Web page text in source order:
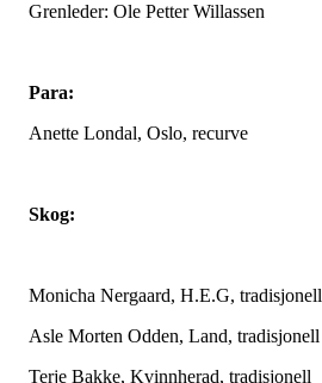
Grenleder: Ole Petter Willassen
Para:
Anette Londal, Oslo, recurve
Skog:
Monicha Nergaard, H.E.G, tradisjonell
Asle Morten Odden, Land, tradisjonell
Terje Bakke, Kvinnherad, tradisjonell